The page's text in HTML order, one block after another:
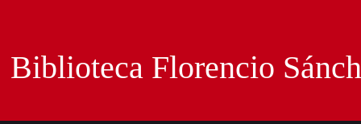
Biblioteca Florencio